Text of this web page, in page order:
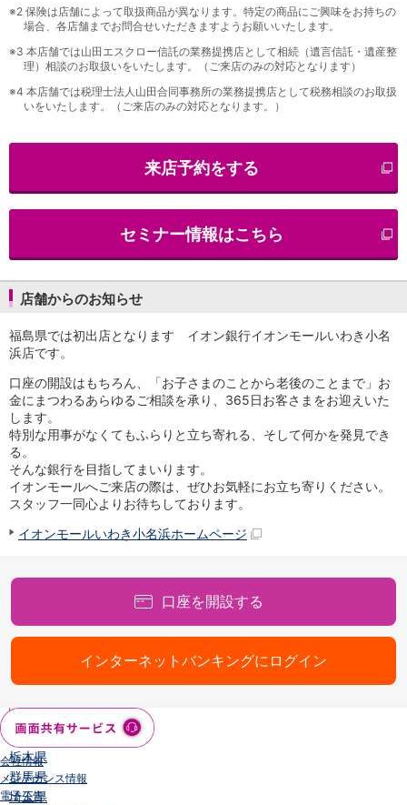
アプリ
イオン銀行アプリTOP
通帳アプリ
イオン銀行PayB
イオングループアプリ
iAEON
AEON Pay
口座振替サービス
公営競技
サービス
Myステージ
相続・税務のご相談
セキュリティ
インボイス
その他サービス
手数料
金利
キャンペーン
店舗・ATM
店舗
北海道
宮城県
茨城県
栃木県
群馬県
埼玉県
※2 保険は店舗によって取扱商品が異なります。特定の商品にご興味をお持ちの
場合、各店舗までお問合せいただきますようお願いいたします。
※3 本店舗では山田エスクロー信託の業務提携店として相続（遺言信託・遺産整
理）相談のお取扱いをいたします。（ご来店のみの対応となります）
※4 本店舗では税理士法人山田合同事務所の業務提携店として税務相談のお取扱
いをいたします。（ご来店のみの対応となります。）
来店予約をする
セミナー情報はこちら
店舗からのお知らせ
福島県では初出店となります イオン銀行イオンモールいわき小名
浜店です。
口座の開設はもちろん、「お子さまのことから老後のことまで」お
金にまつわるあらゆるご相談を承り、365日お客さまをお迎えいた
します。
特別な用事がなくてもふらりと立ち寄れる、そして何かを発見でき
る。
そんな銀行を目指してまいります。
イオンモールへご来店の際は、ぜひお気軽にお立ち寄りください。
スタッフ一同心よりお待ちしております。
イオンモールいわき小名浜ホームページ
口座を開設する
インターネットバンキングにログイン
会社情報
メンテナンス情報
電子公告